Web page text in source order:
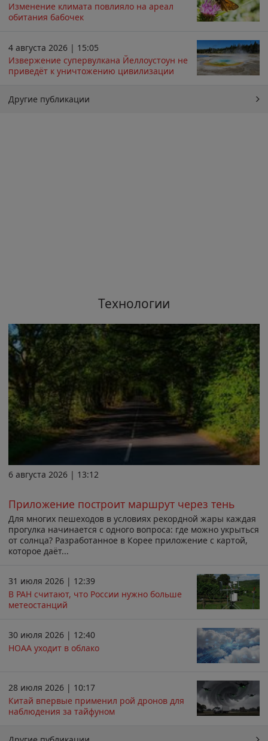
Изменение климата повлияло на ареал
обитания бабочек
4 августа 2026 | 15:05
Извержение супервулкана Йеллоустоун не
приведёт к уничтожению цивилизации
Другие публикации
Технологии
6 августа 2026 | 13:12
Приложение построит маршрут через тень
Для многих пешеходов в условиях рекордной жары каждая
прогулка начинается с одного вопроса: где можно укрыться
от солнца? Разработанное в Корее приложение с картой,
которое даёт...
31 июля 2026 | 12:39
В РАН считают, что России нужно больше
метеостанций
30 июля 2026 | 12:40
НОАА уходит в облако
28 июля 2026 | 10:17
Китай впервые применил рой дронов для
наблюдения за тайфуном